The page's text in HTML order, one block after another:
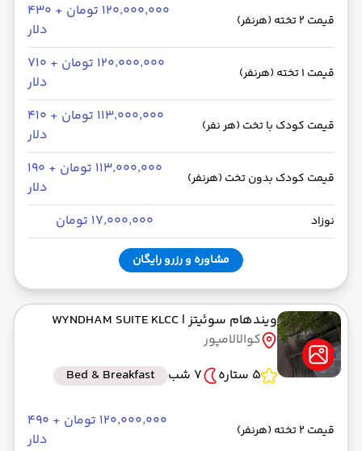
قیمت 2 تخته (هرنفر)
۱۲۰٬۰۰۰٬۰۰۰ تومان + ۴۳۰
دلار
قیمت 1 تخته (هرنفر)
۱۲۰٬۰۰۰٬۰۰۰ تومان + ۷۱۰
دلار
قیمت کودک با تخت (هر نفر)
۱۱۳٬۰۰۰٬۰۰۰ تومان + ۴۱۰
دلار
قیمت کودک بدون تخت (هرنفر)
۱۱۳٬۰۰۰٬۰۰۰ تومان + ۱۹۰
دلار
نوزاد ۱۷٬۰۰۰٬۰۰۰ تومان
مشاوره و رزرو رایگان
ویندهام سوئیتز| WYNDHAM SUITE KLCC
کوالالامپور
5 ستاره
7 شب Bed & Breakfast
قیمت 2 تخته (هرنفر)
۱۲۰٬۰۰۰٬۰۰۰ تومان + ۴۹۰
دلار